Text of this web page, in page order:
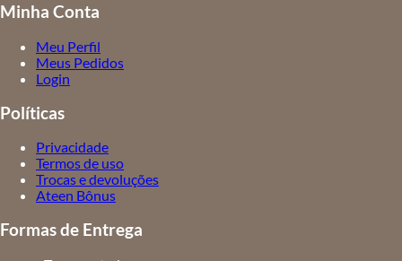
Minha Conta
Meu Perfil
Meus Pedidos
Login
Políticas
Privacidade
Termos de uso
Trocas e devoluções
Ateen Bônus
Formas de Entrega